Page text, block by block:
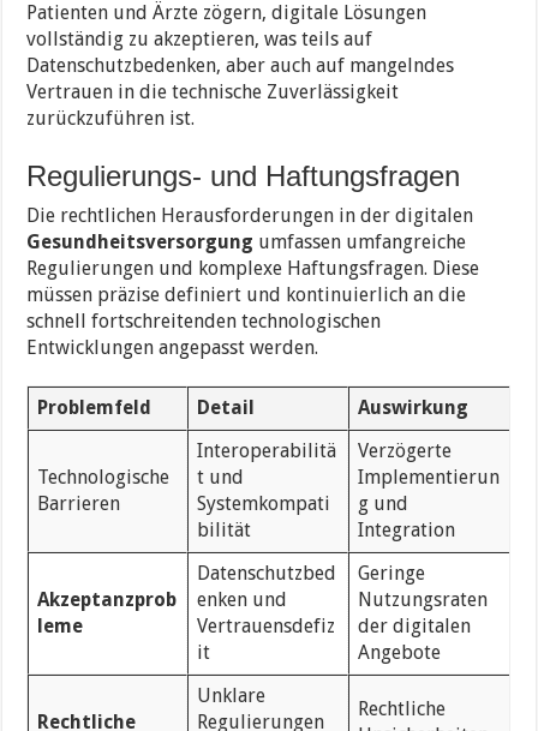
Patienten und Ärzte zögern, digitale Lösungen
vollständig zu akzeptieren, was teils auf
Datenschutzbedenken, aber auch auf mangelndes
Vertrauen in die technische Zuverlässigkeit
zurückzuführen ist.
Regulierungs- und Haftungsfragen
Die rechtlichen Herausforderungen in der digitalen
Gesundheitsversorgung umfassen umfangreiche
Regulierungen und komplexe Haftungsfragen. Diese
müssen präzise definiert und kontinuierlich an die
schnell fortschreitenden technologischen
Entwicklungen angepasst werden.
Problemfeld Detail Auswirkung
Technologische
Barrieren
Interoperabilitä
t und
Systemkompati
bilität
Verzögerte
Implementierun
g und
Integration
Akzeptanzprob
leme
Datenschutzbed
enken und
Vertrauensdefiz
it
Geringe
Nutzungsraten
der digitalen
Angebote
Rechtliche
Unklare
Regulierungen
Rechtliche